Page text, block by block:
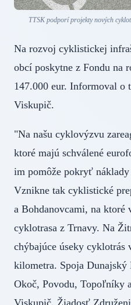
TTSK podporí projekty nových
Na rozvoj cyklistickej
obcí poskytne z Fondu na
147.000 eur. Informoval o
Viskupič.
"Na našu cyklovýzvu
ktoré majú schválené
im pomôže pokryť
Vznikne tak cyklistické
a Bohdanovcami, na ktoré
cyklotrasa z Trnavy. Na
chýbajúce úseky cyklotrás
kilometra. Spoja
Okoč, Povodu, Topoľníky